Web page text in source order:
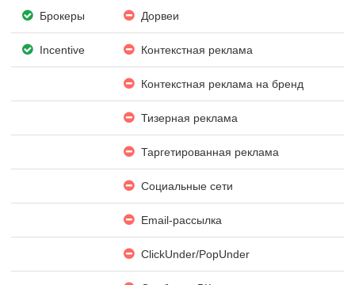
Брокеры Дорвеи
Incentive Контекстная реклама
Контекстная реклама на бренд
Тизерная реклама
Таргетированная реклама
Социальные сети
Email-рассылка
ClickUnder/PopUnder